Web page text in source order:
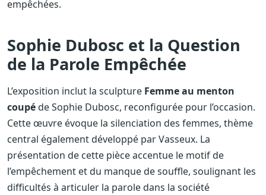
empêchées.
Sophie Dubosc et la Question
de la Parole Empêchée
L’exposition inclut la sculpture Femme au menton
coupéde Sophie Dubosc, reconfigurée pour l’occasion.
Cette œuvre évoque la silenciation des femmes, thème
central également développé par Vasseux. La
présentation de cette pièce accentue le motif de
l’empêchement et du manque de souffle, soulignant les
difficultés à articuler la parole dans la société